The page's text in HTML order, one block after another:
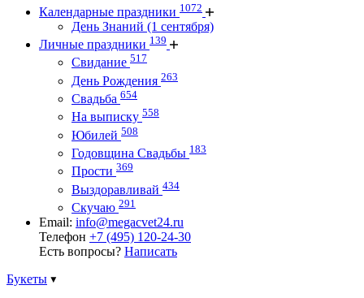
Календарные праздники 1072
День Знаний (1 сентября)
Личные праздники 139
Свидание 517
День Рождения 263
Свадьба 654
На выписку 558
Юбилей 508
Годовщина Свадьбы 183
Прости 369
Выздоравливай 434
Скучаю 291
Email: info@megacvet24.ru
Телефон +7 (495) 120-24-30
Есть вопросы? Написать
Букеты